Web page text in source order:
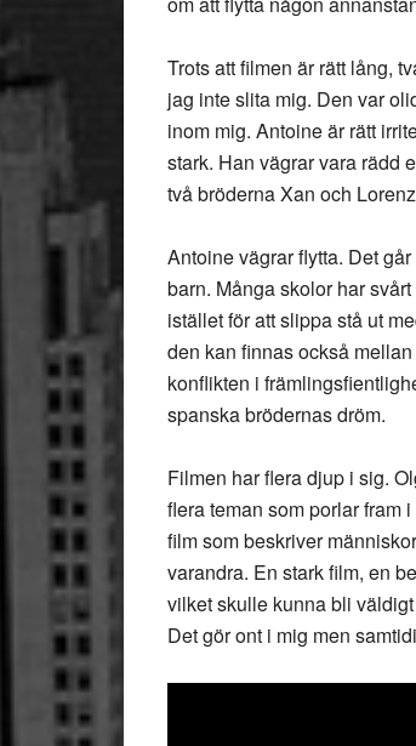
Trots att filmen är rätt lång,
jag inte slita mig. Den var
inom mig. Antoine är rätt
stark. Han vägrar vara rädd
två bröderna Xan och
Antoine vägrar flytta. Det
barn. Många skolor har
istället för att slippa stå ut
den kan finnas också
konflikten i
spanska brödernas dröm.
Filmen har flera djup i sig.
flera teman som porlar fram
film som beskriver
varandra. En stark film, en
vilket skulle kunna bli
Det gör ont i mig men